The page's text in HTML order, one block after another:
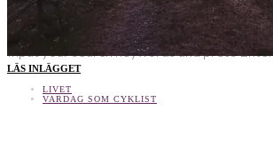
LÄS INLÄGGET
LIVET
VARDAG SOM CYKLIST
SEARCH
Input your search keywords and press Enter.
SHARE THIS SELECTION